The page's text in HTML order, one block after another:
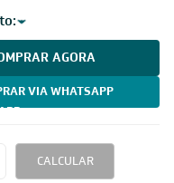
AGORA
VIA WHATSAPP
CALCULAR